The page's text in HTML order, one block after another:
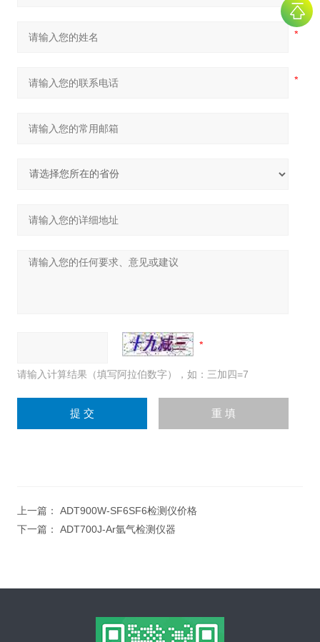
请输入计算结果（填写阿拉伯数字），如：三加四=7
上一篇： ADT900W-SF6SF6检测仪价格
下一篇： ADT700J-Ar氩气检测仪器